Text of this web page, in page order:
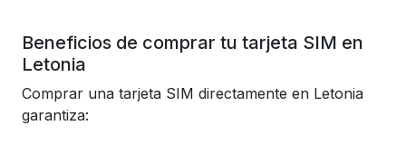
Beneficios de comprar tu tarjeta SIM en
Letonia
Comprar una tarjeta SIM directamente en Letonia
garantiza: